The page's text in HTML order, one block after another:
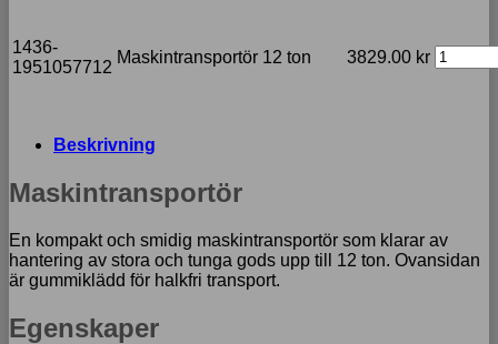
1436-
1951057712
Maskintransportör 12 ton 3829.00 kr
Beskrivning
Maskintransportör
En kompakt och smidig maskintransportör som klarar av
hantering av stora och tunga gods upp till 12 ton. Ovansidan
är gummiklädd för halkfri transport.
Egenskaper